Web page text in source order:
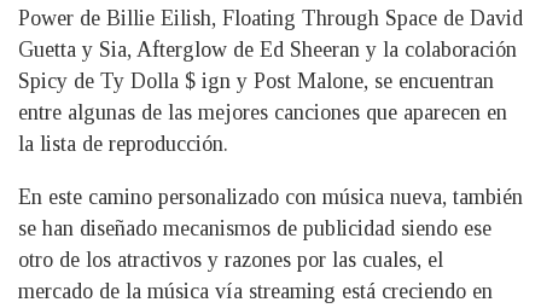
Power de Billie Eilish, Floating Through Space de David
Guetta y Sia, Afterglow de Ed Sheeran y la colaboración
Spicy de Ty Dolla $ ign y Post Malone, se encuentran
entre algunas de las mejores canciones que aparecen en
la lista de reproducción.
En este camino personalizado con música nueva, también
se han diseñado mecanismos de publicidad siendo ese
otro de los atractivos y razones por las cuales, el
mercado de la música vía streaming está creciendo en